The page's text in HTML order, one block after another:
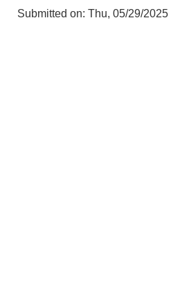
Submitted on: Thu, 05/29/2025